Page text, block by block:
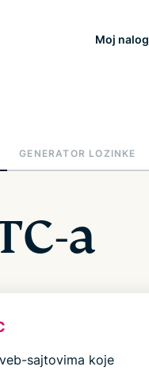
Moj nalog
GENERATOR LOZINKE
a
sajtovima koje